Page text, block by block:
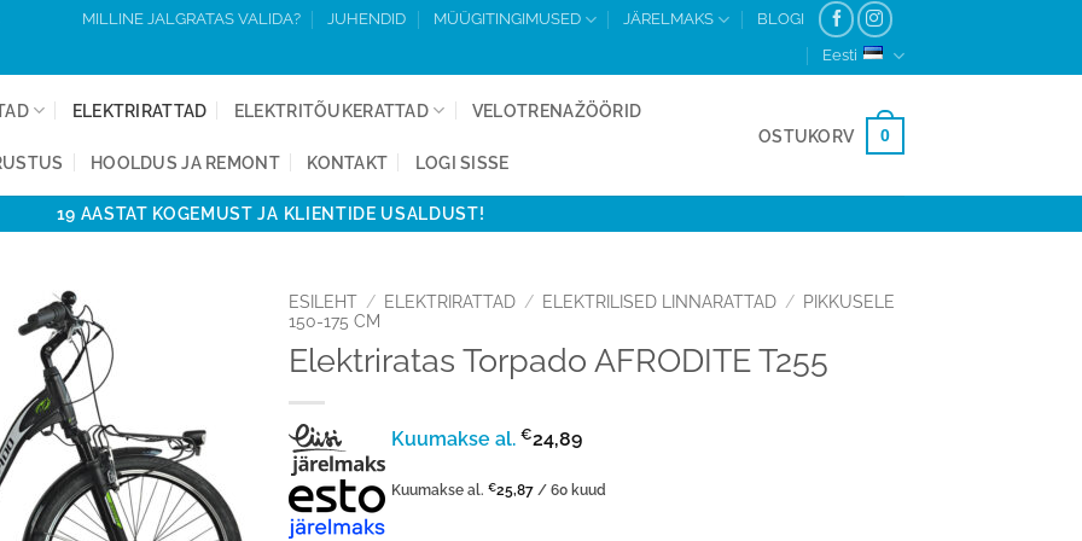
MILLINE JALGRATAS VALIDA? JUHENDID MÜÜGITINGIMUSED JÄRELMAKS
BLOGI
Eesti
ELEKTRIRATTAD ELEKTRITÕUKERATTAD VELOTRENAŽÖÖRID
HOOLDUS JA REMONT KONTAKT LOGI SISSE
OSTUKORV 0
19 AASTAT KOGEMUST JA KLIENTIDE USALDUST!
ESILEHT / ELEKTRIRATTAD / ELEKTRILISED LINNARATTAD / PIKKUSELE
150-175 CM
Elektriratas Torpado AFRODITE T255
Kuumakse al. €24,89
Kuumakse al. €25,87 / 60 kuud